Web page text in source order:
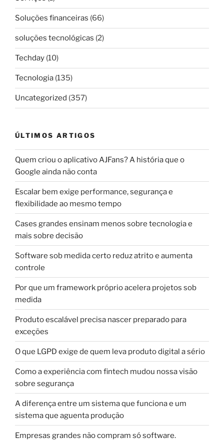
Soluções financeiras (66)
soluções tecnológicas (2)
Techday (10)
Tecnologia (135)
Uncategorized (357)
ÚLTIMOS ARTIGOS
Quem criou o aplicativo AJFans? A história que o
Google ainda não conta
Escalar bem exige performance, segurança e
flexibilidade ao mesmo tempo
Cases grandes ensinam menos sobre tecnologia e
mais sobre decisão
Software sob medida certo reduz atrito e aumenta
controle
Por que um framework próprio acelera projetos sob
medida
Produto escalável precisa nascer preparado para
exceções
O que LGPD exige de quem leva produto digital a sério
Como a experiência com fintech mudou nossa visão
sobre segurança
A diferença entre um sistema que funciona e um
sistema que aguenta produção
Empresas grandes não compram só software.